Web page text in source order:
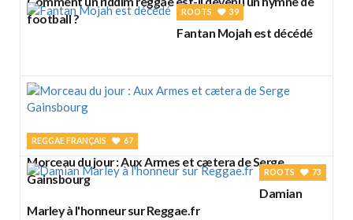
football ?
ROOTS 39
Fantan Mojah est décédé
REGGAE FRANÇAIS 67
Morceau du jour : Aux Armes et cætera de Serge
Gainsbourg
ROOTS 73
Damian
Marley à l'honneur sur Reggae.fr